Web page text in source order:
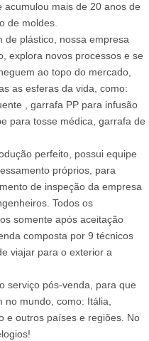
mais de 20 anos de
de moldes.
de plástico, nossa empresa
explora novos processos e se
ao topo do mercado,
as esferas da vida, como:
, garrafa PP para infusão
para tosse médica, garrafa de
perfeito, possui equipe
próprios, para
de inspeção da empresa
Todos os
somente após aceitação
composta por 9 técnicos
viajar para o exterior a
serviço pós-venda, para que
mundo, como: Itália,
e outros países e regiões. No